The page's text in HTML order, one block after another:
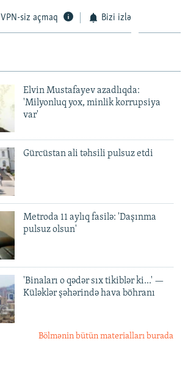
VPN-siz açmaq Bizi izlə
Elvin Mustafayev azadlıqda:
'Milyonluq yox, minlik korrupsiya
var'
Gürcüstan ali təhsili pulsuz etdi
Metroda 11 aylıq fasilə: 'Daşınma
pulsuz olsun'
'Binaları o qədər sıx tikiblər ki...' —
Küləklər şəhərində hava böhranı
Bölmənin bütün materialları burada